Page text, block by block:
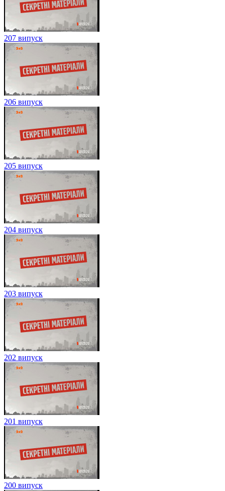
207 випуск
206 випуск
205 випуск
204 випуск
203 випуск
202 випуск
201 випуск
200 випуск